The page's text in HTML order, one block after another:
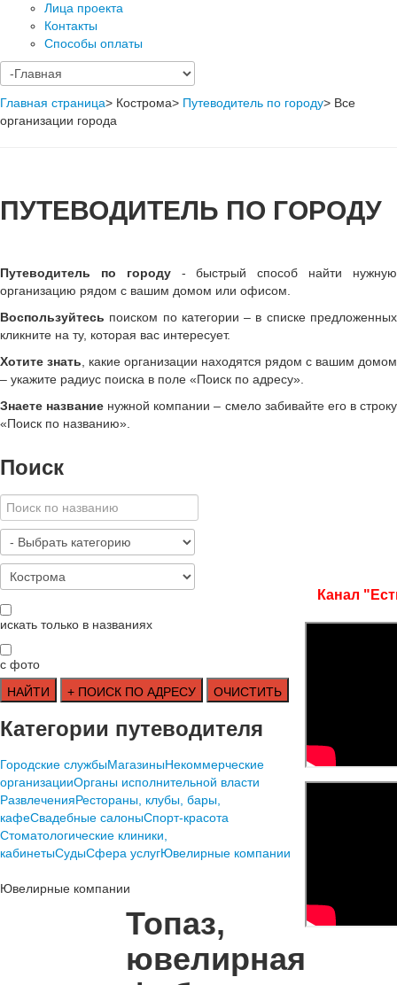
Лица проекта
Контакты
Способы оплаты
Главная страница> Кострома> Путеводитель по городу> Все
организации города
ПУТЕВОДИТЕЛЬ ПО ГОРОДУ
Путеводитель по городу- быстрый способ найти нужную
организацию рядом с вашим домом или офисом.
Воспользуйтесь поиском по категории – в списке предложенных
кликните на ту, которая вас интересует.
Хотите знать , какие организации находятся рядом с вашим домом
– укажите радиус поиска в поле «Поиск по адресу».
Знаете название нужной компании – смело забивайте его в строку
«Поиск по названию»
Поиск
искать только в названиях
с фото
Категории путеводителя
Городские службыМагазиныНекоммерческие
организацииОрганы исполнительной власти
РазвлеченияРестораны, клубы, бары,
кафеСвадебные салоныСпорт-красота
Стоматологические клиники,
кабинетыСудыСфера услугЮвелирные компании
Ювелирные компании
Топаз,
ювелирная
Канал